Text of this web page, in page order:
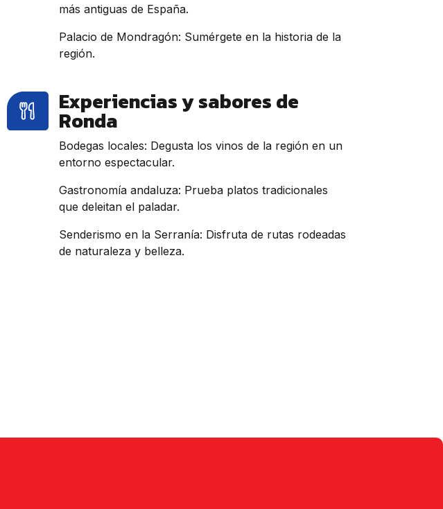
más antiguas de España.
Palacio de Mondragón: Sumérgete en la historia de la
región.
Experiencias y sabores de
Ronda
Bodegas locales: Degusta los vinos de la región en un
entorno espectacular.
Gastronomía andaluza: Prueba platos tradicionales
que deleitan el paladar.
Senderismo en la Serranía: Disfruta de rutas rodeadas
de naturaleza y belleza.